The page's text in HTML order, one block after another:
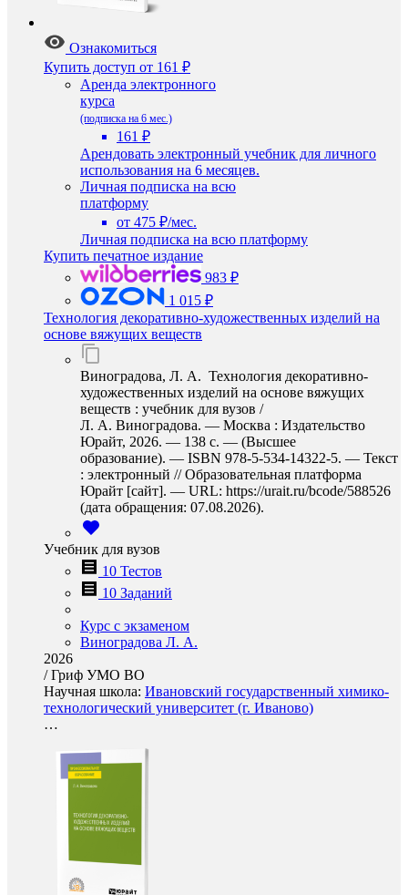
Ознакомиться
Купить доступ от 161 ₽
Аренда электронного
курса
(подписка на 6 мес.)
161 ₽
Арендовать электронный учебник для личного
использования на 6 месяцев.
Личная подписка на всю
платформу
от 475 ₽/мес.
Личная подписка на всю платформу
Купить печатное издание
983 ₽
1 015 ₽
Технология декоративно-художественных изделий на
основе вяжущих веществ
Виноградова, Л. А. Технология декоративно-
художественных изделий на основе вяжущих
веществ : учебник для вузов /
Л. А. Виноградова. — Москва : Издательство
Юрайт, 2026. — 138 с. — (Высшее
образование). — ISBN 978-5-534-14322-5. — Текст
: электронный // Образовательная платформа
Юрайт [сайт]. — URL: https://urait.ru/bcode/588526
(дата обращения: 07.08.2026).
Учебник для вузов
10 Тестов
10 Заданий
Курс с экзаменом
Виноградова Л. А.
2026
/Гриф УМО ВО
Научная школа: Ивановский государственный химико-
технологический университет (г. Иваново)
…